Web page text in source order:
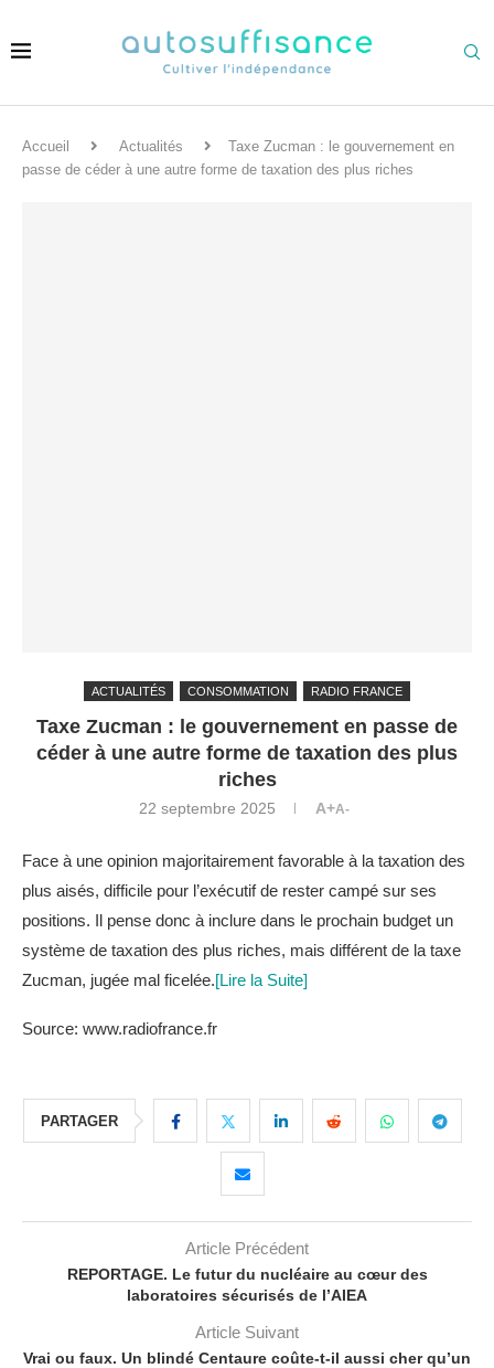
Accueil Actualités
Taxe Zucman : le gouvernement en
passe de céder à une autre forme de taxation des plus riches
ACTUALITÉS CONSOMMATION RADIO FRANCE
Taxe Zucman : le gouvernement en passe de
céder à une autre forme de taxation des plus
riches
22 septembre 2025 A+A-
Face à une opinion majoritairement favorable à la taxation des
plus aisés, difficile pour l’exécutif de rester campé sur ses
positions. Il pense donc à inclure dans le prochain budget un
système de taxation des plus riches, mais différent de la taxe
Zucman, jugée mal ficelée.[Lire la Suite]
Source: www.radiofrance.fr
PARTAGER
Article Précédent
REPORTAGE. Le futur du nucléaire au cœur des
laboratoires sécurisés de l’AIEA
Article Suivant
Vrai ou faux. Un blindé Centaure coûte-t-il aussi cher qu’un